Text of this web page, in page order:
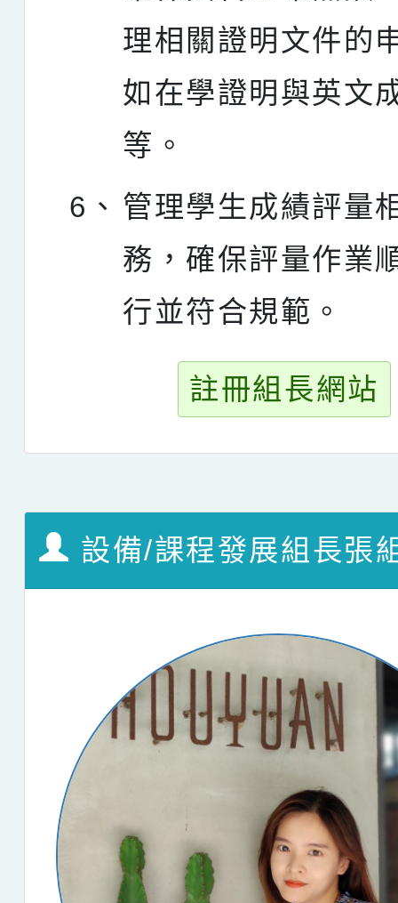
理相關證明文件的
如在學證明與英文
等。
6、 管理學生成績評量
務，確保評量作業
行並符合規範。
註冊組長網站
設備/課程發展組長張